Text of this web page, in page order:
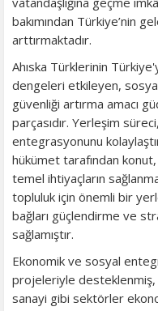
bakımından Türkiye’nin
arttırmaktadır.
Ahıska Türklerinin
dengeleri etkileyen,
güvenliği artırma amacı
parçasıdır. Yerleşim
entegrasyonunu
hükümet tarafından
temel ihtiyaçların
topluluk için önemli bir
bağları güçlendirme ve
sağlamıştır.
Ekonomik ve sosyal
projeleriyle desteklenmiş,
sanayi gibi sektörler